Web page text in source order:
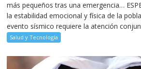
más pequeños tras una emergencia…
la estabilidad emocional y física de la
evento sísmico requiere la atención
Salud y Tecnología